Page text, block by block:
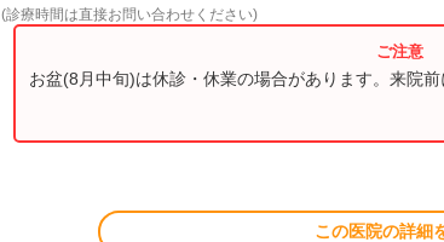
(診療時間は直接お問い合わせください)
お盆(8月中旬)は休診・休業の場合があります。来院
この医院の詳細